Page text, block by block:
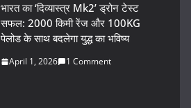
भारत का ‘दिव्यास्त्र Mk2’ ड्रोन टेस्ट
सफल: 2000 किमी रेंज और 100KG
पेलोड के साथ बदलेगा युद्ध का भविष्य
April 1, 2026 1 Comment